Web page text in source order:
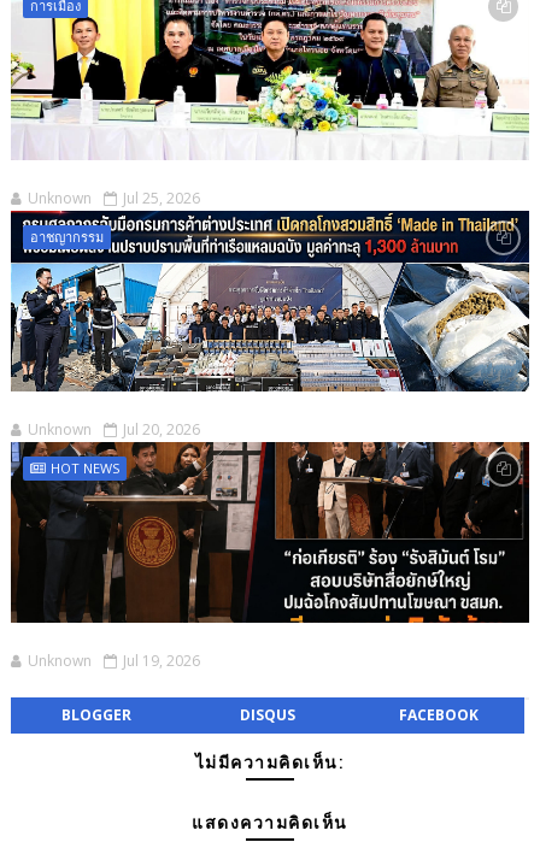
การเมือง
Unknown Jul 25, 2026
อาชญากรรม
Unknown Jul 20, 2026
HOT NEWS
Unknown Jul 19, 2026
BLOGGER DISQUS FACEBOOK
ไม่มีความคิดเห็น:
แสดงความคิดเห็น